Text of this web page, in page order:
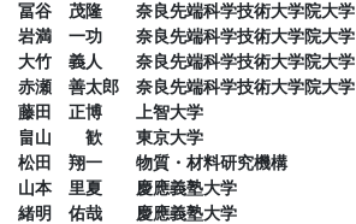
冨谷 茂隆 奈良先端科学技術大学院大学
岩満 一功 奈良先端科学技術大学院大学
大竹 義人 奈良先端科学技術大学院大学
赤瀬 善太郎 奈良先端科学技術大学院大学
藤田 正博 上智大学
畠山 歓 東京大学
松田 翔一 物質・材料研究機構
山本 里夏 慶應義塾大学
緒明 佑哉 慶應義塾大学